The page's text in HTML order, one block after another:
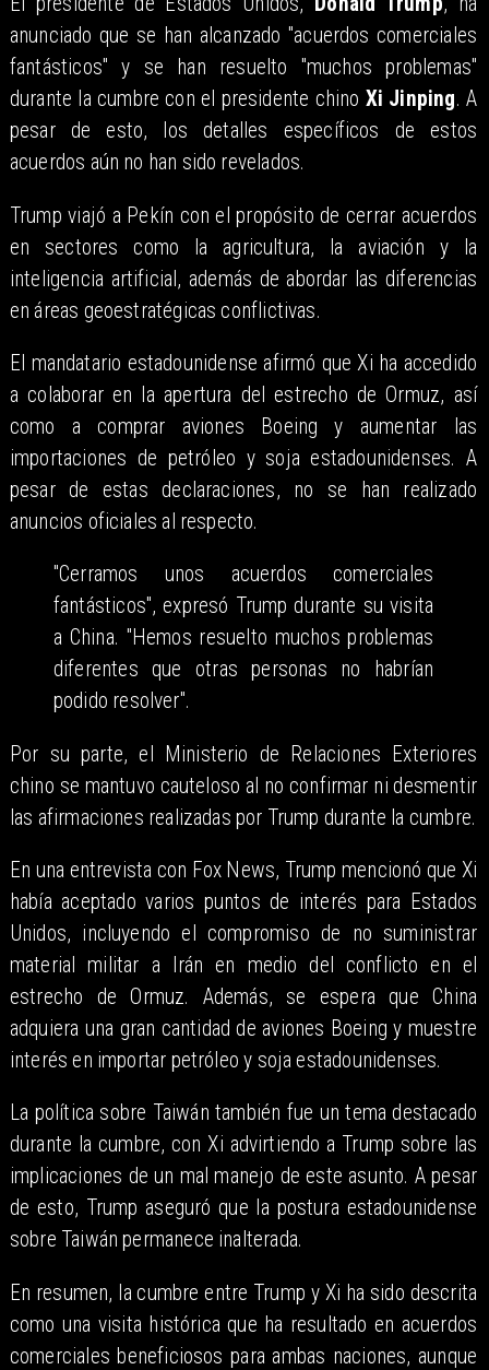
anunciado que se han alcanzado "acuerdos comerciales
fantásticos" y se han resuelto "muchos problemas"
durante la cumbre con el presidente chino Xi Jinping. A
pesar de esto, los detalles específicos de estos
acuerdos aún no han sido revelados.
Trump viajó a Pekín con el propósito de cerrar acuerdos
en sectores como la agricultura, la aviación y la
inteligencia artificial, además de abordar las diferencias
en áreas geoestratégicas conflictivas.
El mandatario estadounidense afirmó que Xi ha accedido
a colaborar en la apertura del estrecho de Ormuz, así
como a comprar aviones Boeing y aumentar las
importaciones de petróleo y soja estadounidenses. A
pesar de estas declaraciones, no se han realizado
anuncios oficiales al respecto.
"Cerramos unos acuerdos comerciales
fantásticos", expresó Trump durante su visita
a China. "Hemos resuelto muchos problemas
diferentes que otras personas no habrían
podido resolver".
Por su parte, el Ministerio de Relaciones Exteriores
chino se mantuvo cauteloso al no confirmar ni desmentir
las afirmaciones realizadas por Trump durante la cumbre.
En una entrevista con Fox News, Trump mencionó que Xi
había aceptado varios puntos de interés para Estados
Unidos, incluyendo el compromiso de no suministrar
material militar a Irán en medio del conflicto en el
estrecho de Ormuz. Además, se espera que China
adquiera una gran cantidad de aviones Boeing y muestre
interés en importar petróleo y soja estadounidenses.
La política sobre Taiwán también fue un tema destacado
durante la cumbre, con Xi advirtiendo a Trump sobre las
implicaciones de un mal manejo de este asunto. A pesar
de esto, Trump aseguró que la postura estadounidense
sobre Taiwán permanece inalterada.
En resumen, la cumbre entre Trump y Xi ha sido descrita
como una visita histórica que ha resultado en acuerdos
comerciales beneficiosos para ambas naciones, aunque